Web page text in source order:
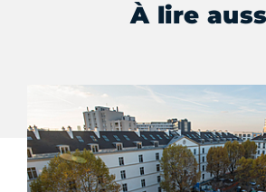
À lire